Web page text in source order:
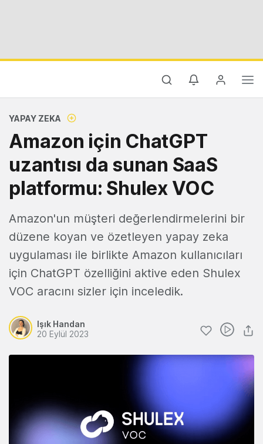
YAPAY ZEKA
Amazon için ChatGPT
uzantısı da sunan SaaS
platformu: Shulex VOC
Amazon'un müşteri değerlendirmelerini bir
düzene koyan ve özetleyen yapay zeka
uygulaması ile birlikte Amazon kullanıcıları
için ChatGPT özelliğini aktive eden Shulex
VOC aracını sizler için inceledik.
Işık Handan
20 Eylül 2023